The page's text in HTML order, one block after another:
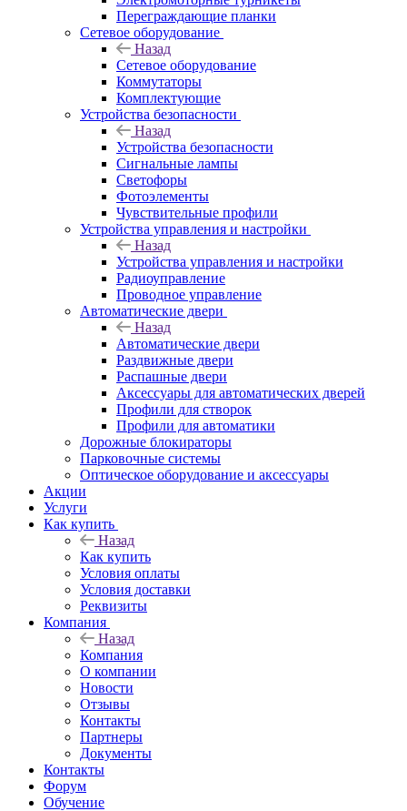
Переграждающие планки
Сетевое оборудование
Назад
Сетевое оборудование
Коммутаторы
Комплектующие
Устройства безопасности
Назад
Устройства безопасности
Сигнальные лампы
Светофоры
Фотоэлементы
Чувствительные профили
Устройства управления и настройки
Назад
Устройства управления и настройки
Радиоуправление
Проводное управление
Автоматические двери
Назад
Автоматические двери
Раздвижные двери
Распашные двери
Аксессуары для автоматических дверей
Профили для створок
Профили для автоматики
Дорожные блокираторы
Парковочные системы
Оптическое оборудование и аксессуары
Акции
Услуги
Как купить
Назад
Как купить
Условия оплаты
Условия доставки
Реквизиты
Компания
Назад
Компания
О компании
Новости
Отзывы
Контакты
Партнеры
Документы
Контакты
Форум
Обучение